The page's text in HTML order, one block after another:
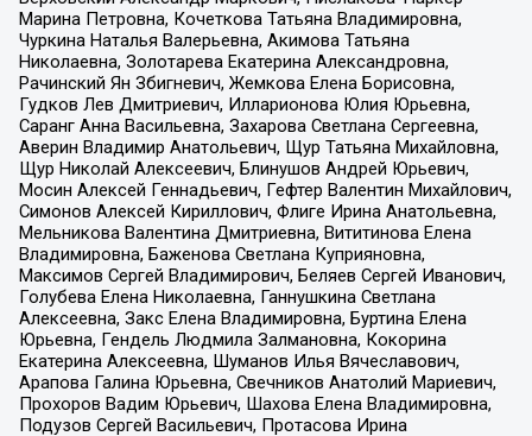
Марина Петровна, Кочеткова Татьяна Владимировна,
Чуркина Наталья Валерьевна, Акимова Татьяна
Николаевна, Золотарева Екатерина Александровна,
Рачинский Ян Збигневич, Жемкова Елена Борисовна,
Гудков Лев Дмитриевич, Илларионова Юлия Юрьевна,
Саранг Анна Васильевна, Захарова Светлана Сергеевна,
Аверин Владимир Анатольевич, Щур Татьяна Михайловна,
Щур Николай Алексеевич, Блинушов Андрей Юрьевич,
Мосин Алексей Геннадьевич, Гефтер Валентин Михайлович,
Симонов Алексей Кириллович, Флиге Ирина Анатольевна,
Мельникова Валентина Дмитриевна, Вититинова Елена
Владимировна, Баженова Светлана Куприяновна,
Максимов Сергей Владимирович, Беляев Сергей Иванович,
Голубева Елена Николаевна, Ганнушкина Светлана
Алексеевна, Закс Елена Владимировна, Буртина Елена
Юрьевна, Гендель Людмила Залмановна, Кокорина
Екатерина Алексеевна, Шуманов Илья Вячеславович,
Арапова Галина Юрьевна, Свечников Анатолий Мариевич,
Прохоров Вадим Юрьевич, Шахова Елена Владимировна,
Подузов Сергей Васильевич, Протасова Ирина